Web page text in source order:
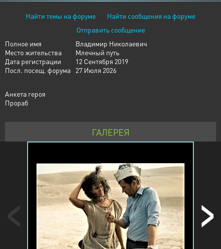
Найти темы на форуме
Найти сообщения на форуме
Отправить сообщение
Полное имя
Владимир Николаевич
Место жительства
Млечный путь
Дата регистрации
12 Сентября 2019
Посл. посещ. форума
27 Июля 2026
Анкета героя
Прораб
ГАЛЕРЕЯ